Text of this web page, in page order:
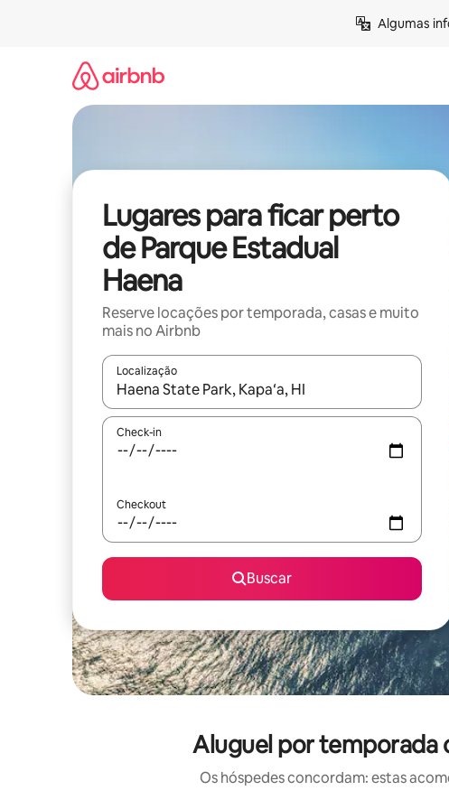
Algumas
Lugares para ficar perto
de Parque Estadual
Haena
Reserve locações por temporada, casas e muito
mais no Airbnb
Localização
Quando os resultados estiverem disponíveis, explore-os
Check-in
Checkout
Buscar
Aluguel por temporada
Os hóspedes concordam: estas